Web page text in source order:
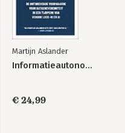
Eindnoten
Sleutelreferenties
Testimonials
Index
Martijn Aslander
Informatieautonomie
€ 24,99